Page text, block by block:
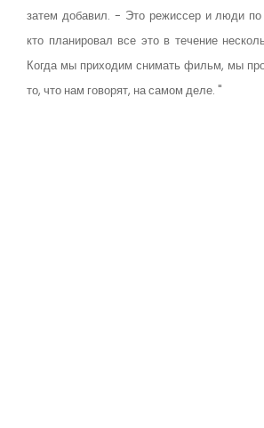
затем добавил. - Это режиссер и люди по
кто планировал все это в течение
Когда мы приходим снимать фильм, мы
то, что нам говорят, на самом деле. "